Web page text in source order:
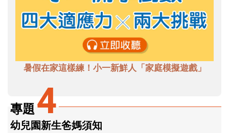
暑假在家這樣練！小一新鮮人「家庭模擬遊戲」
專題4
幼兒園新生爸媽須知